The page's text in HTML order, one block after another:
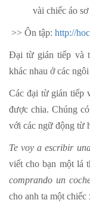
vài chiếc áo
>> Ôn tập: http://
Đại từ gián tiếp và
khác nhau ở các
Các đại từ gián tiếp
được chia. Chúng
với các ngữ động từ
Te voy a escribir
viết cho bạn một lá
comprando un
cho anh ta một chiếc